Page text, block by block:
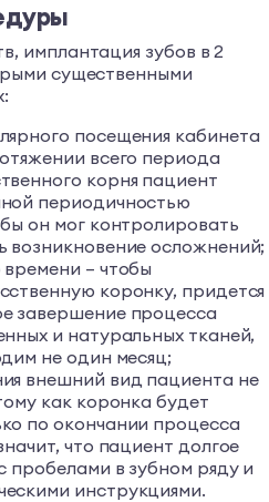
имплантация зубов в 2
существенными
посещения кабинета
всего периода
корня пациент
периодичностью
он мог контролировать
возникновение осложнений;
– чтобы
коронку, придется
завершение процесса
и натуральных тканей,
не один месяц;
внешний вид пациента не
как коронка будет
по окончании процесса
что пациент долгое
пробелами в зубном ряду и
инструкциями.